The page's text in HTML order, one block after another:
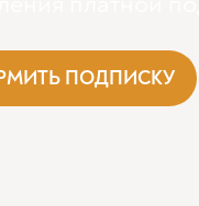
ПОДПИСКУ